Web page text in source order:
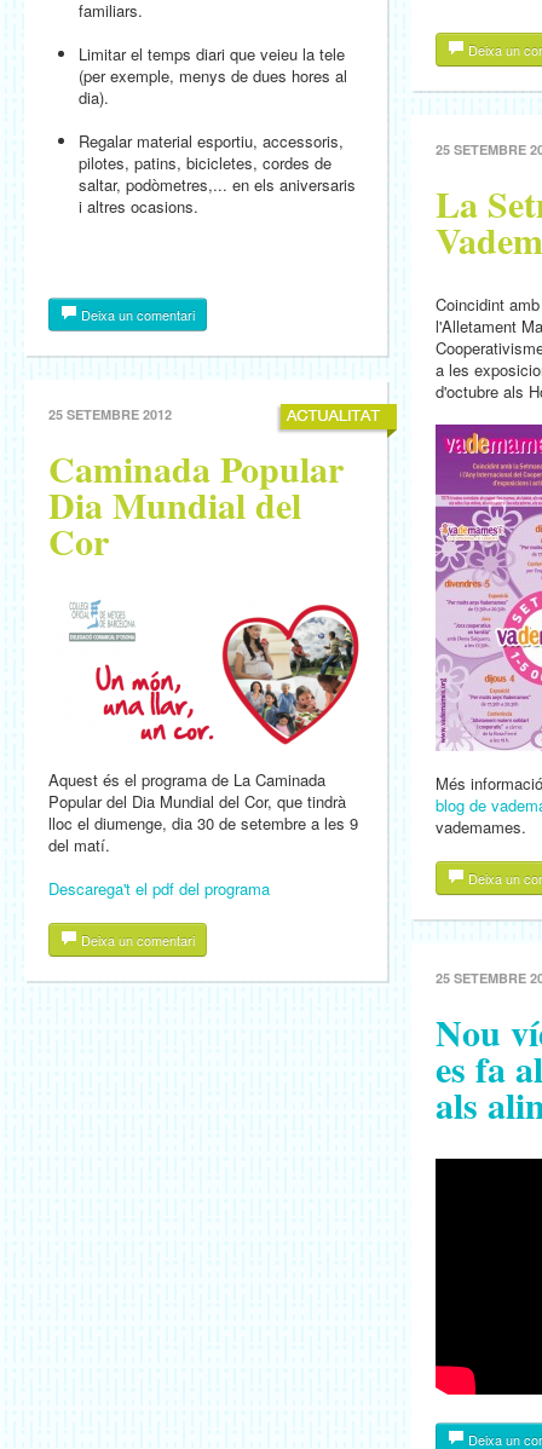
familiars.
Limitar el temps diari que veieu la tele
(per exemple, menys de dues hores al
dia).
Regalar material esportiu, accessoris,
pilotes, patins, bicicletes, cordes de
saltar, podòmetres,... en els aniversaris
i altres ocasions.
Deixa un comentari
25 SETEMBRE 2012
Caminada Popular
Dia Mundial del
Cor
Aquest és el programa de La Caminada
Popular del Dia Mundial del Cor, que tindrà
lloc el diumenge, dia 30 de setembre a les 9
del matí.
Descarega't el pdf del programa
Deixa un comentari
Deixa un
25 SETEMBRE
La
Coincidint
l'Alletament
a les
d'octubre als
Més
blog de
vademames.
Deixa un
25 SETEMBRE
Nou
es fa
als
Deixa un